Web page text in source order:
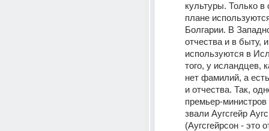
культуры. Только
плане
Болгарии. В
отчества и в быту,
используются в
того, у исландцев,
нет фамилий, а
и отчества. Так,
премьер-
звали Аугсгейр
(Аугсгейрсон - это